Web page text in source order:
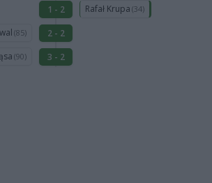
1 - 2 Rafał Krupa (34)
(85)
2 - 2
(90) 3 - 2